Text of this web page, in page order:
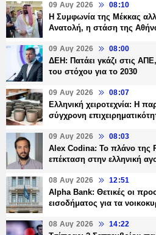
09 Αυγ 2026 08:10
Η Συμφωνία της Μέκκας
Ανατολή, η στάση της
09 Αυγ 2026 08:00
ΔΕΗ: Πατάει γκάζι στις
του στόχου για το 2030
09 Αυγ 2026 08:07
Ελληνική χειροτεχνία: Η
σύγχρονη
09 Αυγ 2026 08:03
Alex Codina: Το πλάνο της
επέκταση στην ελληνική
08 Αυγ 2026 12:51
Alpha Bank: Θετικές οι
εισοδήματος για τα
08 Αυγ 2026 14:22